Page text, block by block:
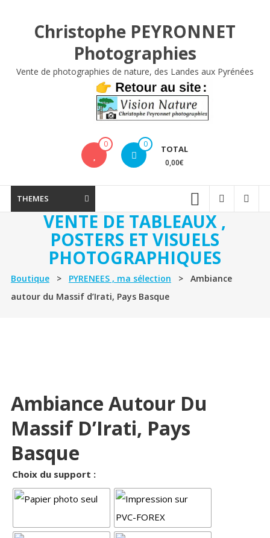
Christophe PEYRONNET
Photographies
Vente de photographies de nature, des Landes aux Pyrénées
0 0 TOTAL
0,00€
THEMES
VENTE DE TABLEAUX ,
POSTERS ET VISUELS
PHOTOGRAPHIQUES
Boutique> PYRENEES , ma sélection > Ambiance
autour du Massif d’Irati, Pays Basque
Ambiance Autour Du
Massif D’Irati, Pays
Basque
Choix du support :